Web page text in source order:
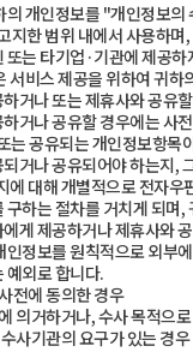
의 개인정보를 "개인정보의
지한 범위 내에서 사용하며
또는 타기업·기관에 제공하
서비스 제공을 위하여 귀하
거나 또는 제휴사와 공유
거나 공유할 경우에는 사
는 공유되는 개인정보항목
거나 공유되어야 하는지,
에 대해 개별적으로 전자우
구하는 절차를 거치게 되며,
게 제공하거나 제휴사와
인정보를 원칙적으로 외부
예외로 합니다.
전에 동의한 경우
의거하거나, 수사 목적으
사기관의 요구가 있는 경우